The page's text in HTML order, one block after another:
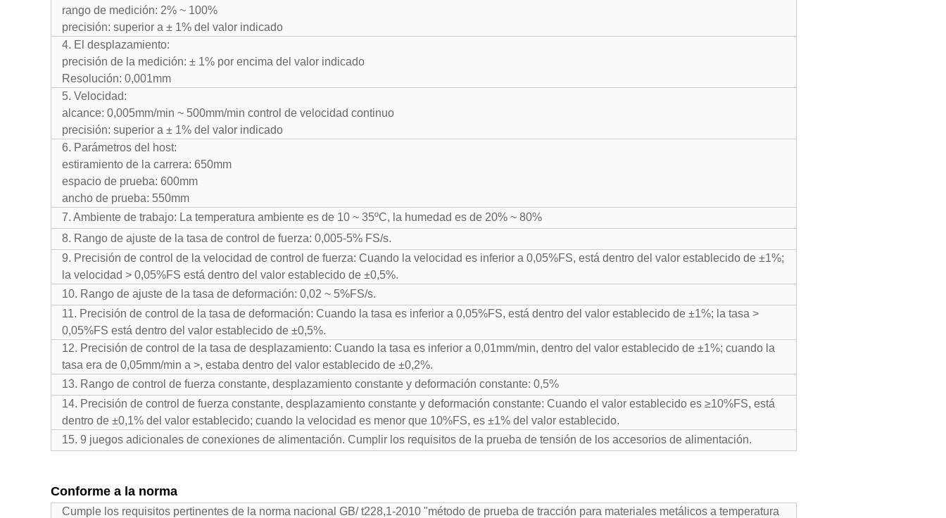
rango de medición: 2% ~ 100%
precisión: superior a ± 1% del valor indicado
4. El desplazamiento:
precisión de la medición: ± 1% por encima del valor indicado
Resolución: 0,001mm
5. Velocidad:
alcance: 0,005mm/min ~ 500mm/min control de velocidad continuo
precisión: superior a ± 1% del valor indicado
6. Parámetros del host:
estiramiento de la carrera: 650mm
espacio de prueba: 600mm
ancho de prueba: 550mm
7. Ambiente de trabajo: La temperatura ambiente es de 10 ~ 35ºC, la humedad es de 20% ~ 80%
8. Rango de ajuste de la tasa de control de fuerza: 0,005-5% FS/s.
9. Precisión de control de la velocidad de control de fuerza: Cuando la velocidad es inferior a 0,05%FS, está dentro del valor establecido de ±1%;
la velocidad > 0,05%FS está dentro del valor establecido de ±0,5%.
10. Rango de ajuste de la tasa de deformación: 0,02 ~ 5%FS/s.
11. Precisión de control de la tasa de deformación: Cuando la tasa es inferior a 0,05%FS, está dentro del valor establecido de ±1%; la tasa >
0,05%FS está dentro del valor establecido de ±0,5%.
12. Precisión de control de la tasa de desplazamiento: Cuando la tasa es inferior a 0,01mm/min, dentro del valor establecido de ±1%; cuando la
tasa era de 0,05mm/min a >, estaba dentro del valor establecido de ±0,2%.
13. Rango de control de fuerza constante, desplazamiento constante y deformación constante: 0,5%
14. Precisión de control de fuerza constante, desplazamiento constante y deformación constante: Cuando el valor establecido es ≥10%FS, está
dentro de ±0,1% del valor establecido; cuando la velocidad es menor que 10%FS, es ±1% del valor establecido.
15. 9 juegos adicionales de conexiones de alimentación. Cumplir los requisitos de la prueba de tensión de los accesorios de alimentación.
Conforme a la norma
Cumple los requisitos pertinentes de la norma nacional GB/ t228,1-2010 "método de prueba de tracción para materiales metálicos a temperatura